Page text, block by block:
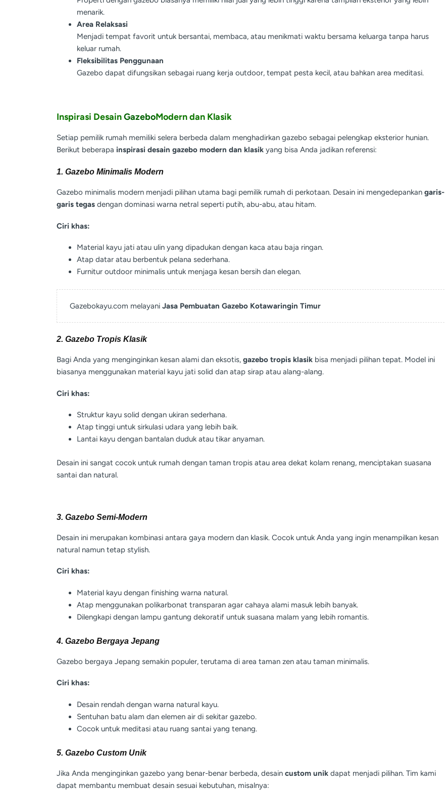
menarik.
Area Relaksasi
Menjadi tempat favorit untuk bersantai, membaca, atau menikmati waktu bersama keluarga tanpa harus
keluar rumah.
Fleksibilitas Penggunaan
Gazebo dapat difungsikan sebagai ruang kerja outdoor, tempat pesta kecil, atau bahkan area meditasi.
Inspirasi DesainGazeboModern dan Klasik
Setiap pemilik rumah memiliki selera berbeda dalam menghadirkan gazebo sebagai pelengkap eksterior hunian.
Berikut beberapa inspirasi desain gazebo modern dan klasik yang bisa Anda jadikan referensi:
1. Gazebo Minimalis Modern
Gazebo minimalis modern menjadi pilihan utama bagi pemilik rumah di perkotaan. Desain ini mengedepankan garis-
garis tegas dengan dominasi warna netral seperti putih, abu-abu, atau hitam.
Ciri khas:
Material kayu jati atau ulin yang dipadukan dengan kaca atau baja ringan.
Atap datar atau berbentuk pelana sederhana.
Furnitur outdoor minimalis untuk menjaga kesan bersih dan elegan.
Gazebokayu.com melayani Jasa Pembuatan Gazebo Kotawaringin Timur
2. Gazebo Tropis Klasik
Bagi Anda yang menginginkan kesan alami dan eksotis, gazebo tropis klasik bisa menjadi pilihan tepat. Model ini
biasanya menggunakan material kayu jati solid dan atap sirap atau alang-alang.
Ciri khas:
Struktur kayu solid dengan ukiran sederhana.
Atap tinggi untuk sirkulasi udara yang lebih baik.
Lantai kayu dengan bantalan duduk atau tikar anyaman.
Desain ini sangat cocok untuk rumah dengan taman tropis atau area dekat kolam renang, menciptakan suasana
santai dan natural.
3. Gazebo Semi-Modern
Desain ini merupakan kombinasi antara gaya modern dan klasik. Cocok untuk Anda yang ingin menampilkan kesan
natural namun tetap stylish.
Ciri khas:
Material kayu dengan finishing warna natural.
Atap menggunakan polikarbonat transparan agar cahaya alami masuk lebih banyak.
Dilengkapi dengan lampu gantung dekoratif untuk suasana malam yang lebih romantis.
4. Gazebo Bergaya Jepang
Gazebo bergaya Jepang semakin populer, terutama di area taman zen atau taman minimalis.
Ciri khas:
Desain rendah dengan warna natural kayu.
Sentuhan batu alam dan elemen air di sekitar gazebo.
Cocok untuk meditasi atau ruang santai yang tenang.
5. Gazebo Custom Unik
Jika Anda menginginkan gazebo yang benar-benar berbeda, desain custom unik dapat menjadi pilihan. Tim kami
dapat membantu membuat desain sesuai kebutuhan, misalnya: